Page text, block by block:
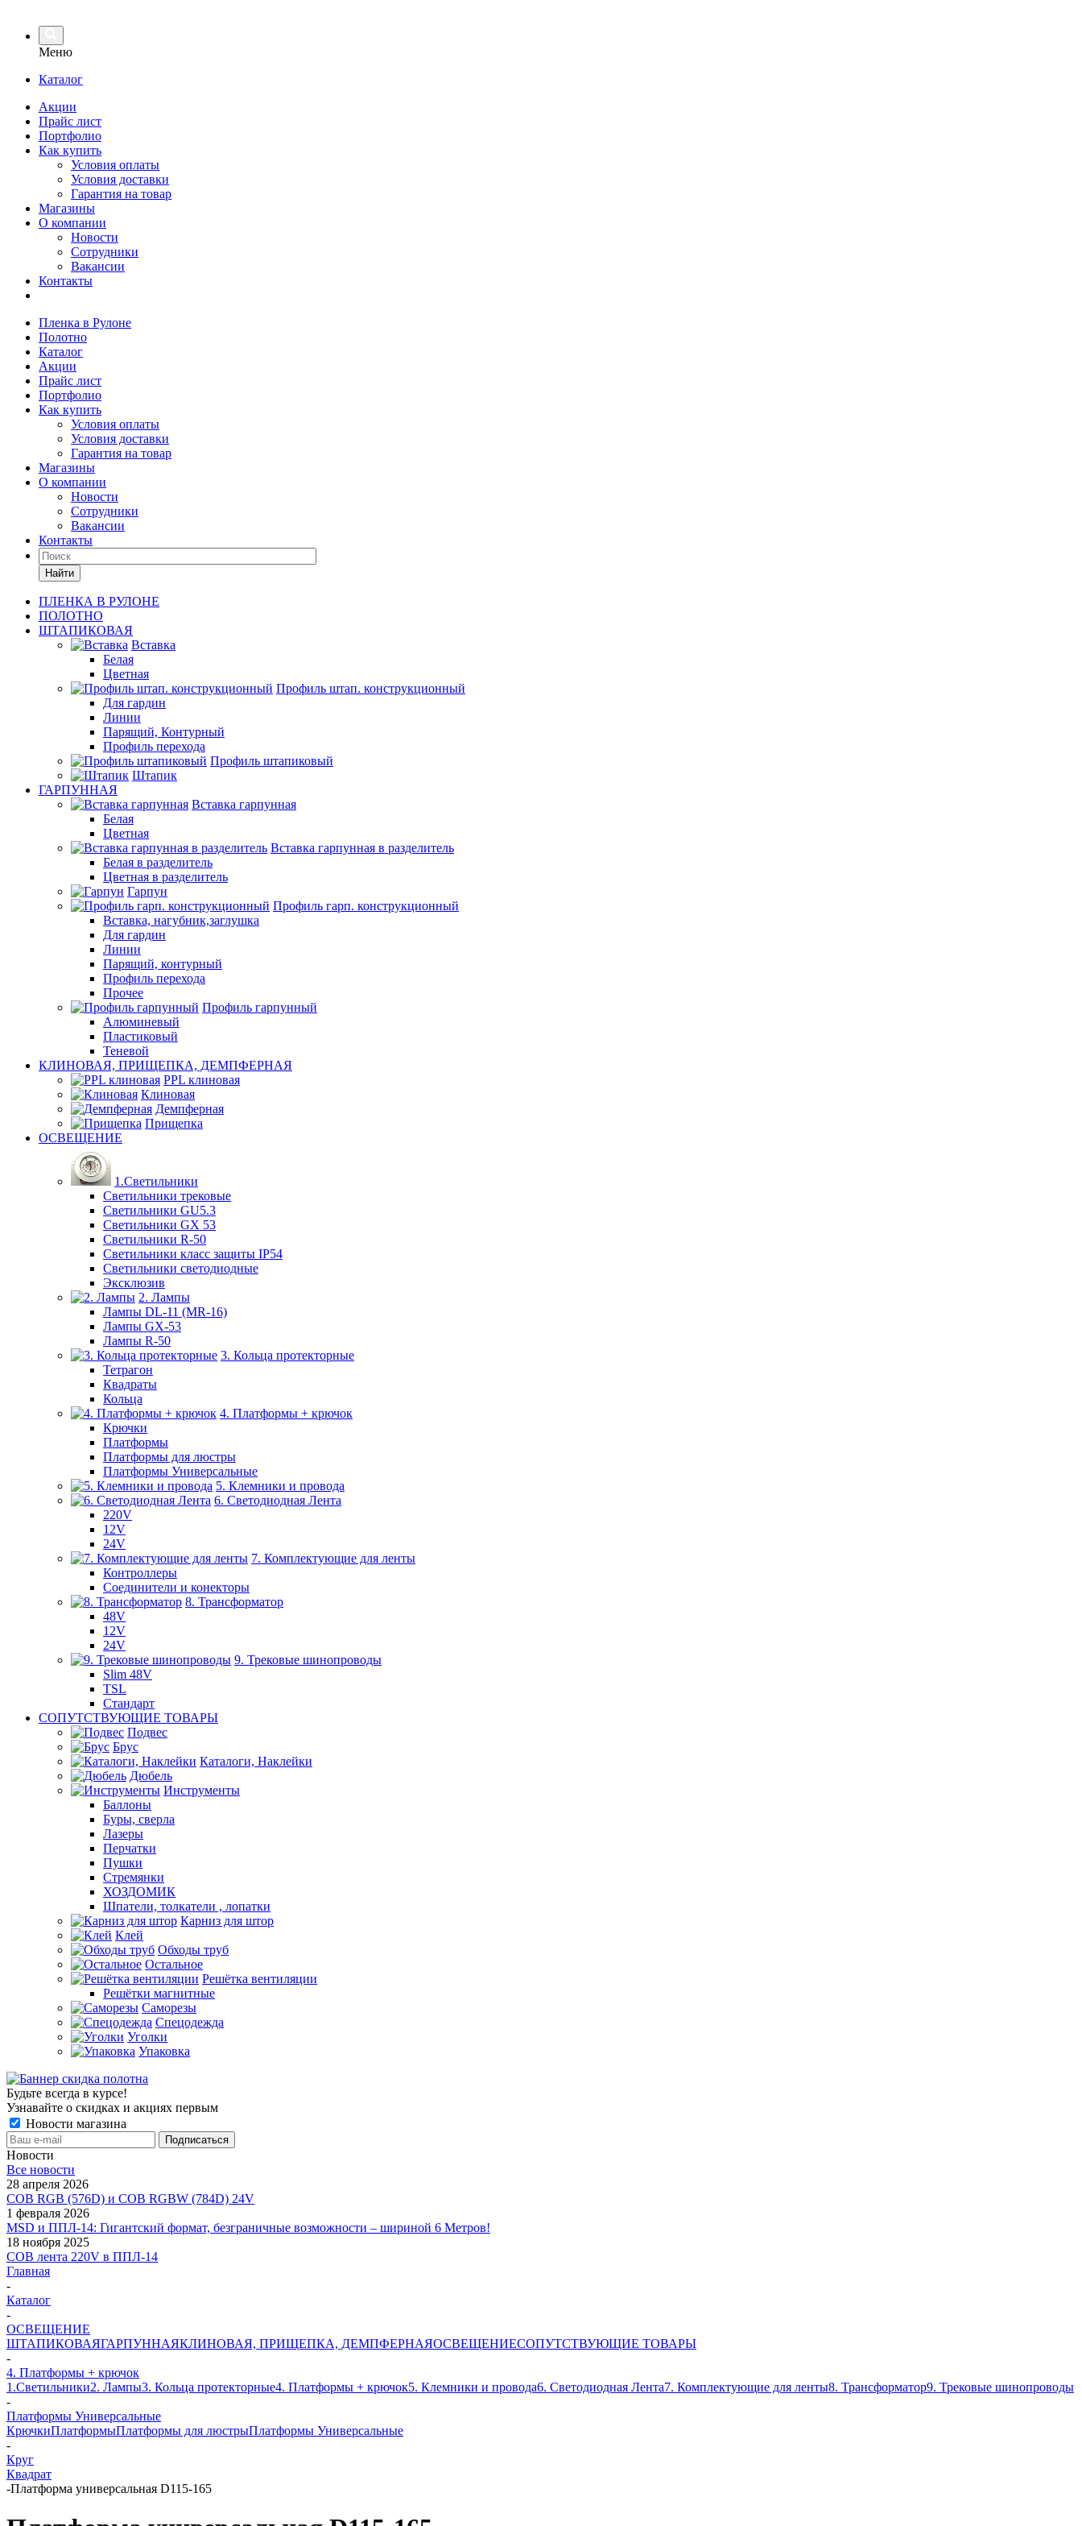
Меню
Каталог
Акции
Прайс лист
Портфолио
Как купить
Условия оплаты
Условия доставки
Гарантия на товар
Магазины
О компании
Новости
Сотрудники
Вакансии
Контакты
Пленка в Рулоне
Полотно
Каталог
Акции
Прайс лист
Портфолио
Как купить
Условия оплаты
Условия доставки
Гарантия на товар
Магазины
О компании
Новости
Сотрудники
Вакансии
Контакты
Найти
ПЛЕНКА В РУЛОНЕ
ПОЛОТНО
ШТАПИКОВАЯ
Вставка
Белая
Цветная
Профиль штап. конструкционный
Для гардин
Линии
Парящий, Контурный
Профиль перехода
Профиль штапиковый
Штапик
ГАРПУННАЯ
Вставка гарпунная
Белая
Цветная
Вставка гарпунная в разделитель
Белая в разделитель
Цветная в разделитель
Гарпун
Профиль гарп. конструкционный
Вставка, нагубник,заглушка
Для гардин
Линии
Парящий, контурный
Профиль перехода
Прочее
Профиль гарпунный
Алюминевый
Пластиковый
Теневой
КЛИНОВАЯ, ПРИЩЕПКА, ДЕМПФЕРНАЯ
PPL клиновая
Клиновая
Демпферная
Прищепка
ОСВЕЩЕНИЕ
1.Светильники
Светильники трековые
Светильники GU5.3
Светильники GX 53
Светильники R-50
Светильники класс защиты IP54
Светильники светодиодные
Эксклюзив
2. Лампы
Лампы DL-11 (MR-16)
Лампы GX-53
Лампы R-50
3. Кольца протекторные
Тетрагон
Квадраты
Кольца
4. Платформы + крючок
Крючки
Платформы
Платформы для люстры
Платформы Универсальные
5. Клемники и провода
6. Светодиодная Лента
220V
12V
24V
7. Комплектующие для ленты
Контроллеры
Соединители и конекторы
8. Трансформатор
48V
12V
24V
9. Трековые шинопроводы
Slim 48V
TSL
Стандарт
СОПУТСТВУЮЩИЕ ТОВАРЫ
Подвес
Брус
Каталоги, Наклейки
Дюбель
Инструменты
Баллоны
Буры, сверла
Лазеры
Перчатки
Пушки
Стремянки
ХОЗДОМИК
Шпатели, толкатели , лопатки
Карниз для штор
Клей
Обходы труб
Остальное
Решётка вентиляции
Решётки магнитные
Саморезы
Спецодежда
Уголки
Упаковка
Будьте всегда в курсе!
Узнавайте о скидках и акциях первым
Новости магазина
Новости
Все новости
28 апреля 2026
COB RGB (576D) и COB RGBW (784D) 24V
1 февраля 2026
MSD и ППЛ-14: Гигантский формат, безграничные возможности – шириной 6 Метров!
18 ноября 2025
COB лента 220V в ППЛ-14
Главная
-
Каталог
-
ОСВЕЩЕНИЕ
ШТАПИКОВАЯГАРПУННАЯКЛИНОВАЯ, ПРИЩЕПКА, ДЕМПФЕРНАЯОСВЕЩЕНИЕСОПУТСТВУЮЩИЕ ТОВАРЫ
-
4. Платформы + крючок
1.Светильники2. Лампы3. Кольца протекторные4. Платформы + крючок5. Клемники и провода6. Светодиодная Лента7. Комплектующие для ленты8. Трансформатор9. Трековые шинопроводы
-
Платформы Универсальные
КрючкиПлатформыПлатформы для люстрыПлатформы Универсальные
-
Круг
Квадрат
-Платформа универсальная D115-165